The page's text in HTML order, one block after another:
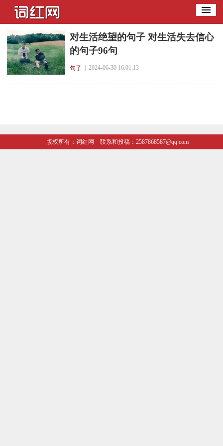
​对生活绝望的句子 对生活失去信心
的句子96句
句子 | 2024-06-30 16:01:13
版权所有：词红网 联系和投稿：2587868587@qq.com